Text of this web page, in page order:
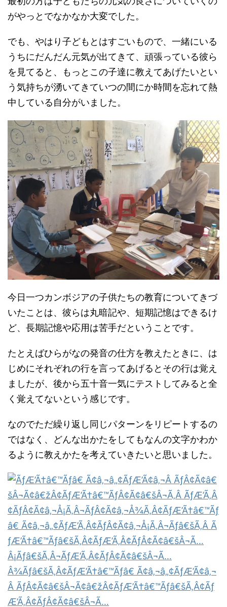
がやっとでなかなか大変でした。
でも、やはり子どもとはすごいもので、一緒にいる
うちにだんだん元気が出てきて、頑張っている彼ら
を見てると、もっとこの子達に教えてあげたいとい
う気持ちが湧いてきていつの間にか時間を忘れて熱
中している自分がいました。
今日一つカンボジアの子供たちの教育についてきづ
いたことは、彼らは丸暗記や、短期記憶はできるけ
ど、長期記憶や応用は苦手だということです。
たとえばひらがなの発音の仕方を教えたときに、は
じめにそれぞれの行を言ってあげるとその行は覚え
ましたが、後から五十音一気にテストしてみると全
く覚えてないという感じです。
なのでただ繰り返し同じパターンをリピートするの
ではなく、どんな出かたをしてもなんの文字かわか
るように教えかたを考えていきたいと思いました。